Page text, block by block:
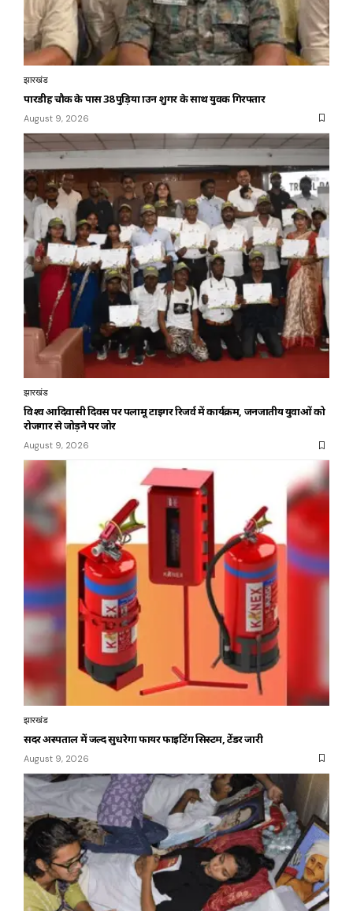
झारखंड
पारडीह चौक के पास 38 पुड़िया ब्राउन शुगर के साथ युवक गिरफ्तार
August 9, 2026
झारखंड
विश्व आदिवासी दिवस पर पलामू टाइगर रिजर्व में कार्यक्रम, जनजातीय युवाओं को
रोजगार से जोड़ने पर जोर
August 9, 2026
झारखंड
सदर अस्पताल में जल्द सुधरेगा फायर फाइटिंग सिस्टम, टेंडर जारी
August 9, 2026